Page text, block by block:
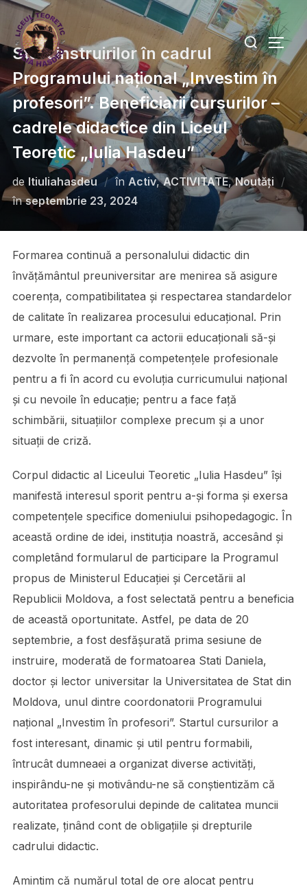
Start instruirilor în cadrul
Programului național „Investim în
profesori”. Beneficiarii cursurilor –
cadrele didactice din Liceul
Teoretic „Iulia Hasdeu”
de ltiuliahasdeu în Activ,ACTIVITATE,Noutăți
înseptembrie 23, 2024
Formarea continuă a personalului didactic din
învățământul preuniversitar are menirea să asigure
coerența, compatibilitatea și respectarea standardelor
de calitate în realizarea procesului educațional. Prin
urmare, este important ca actorii educaționali să-și
dezvolte în permanență competențele profesionale
pentru a fi în acord cu evoluția curricumului național
și cu nevoile în educație; pentru a face față
schimbării, situațiilor complexe precum și a unor
situații de criză.
Corpul didactic al Liceului Teoretic „Iulia Hasdeu” își
manifestă interesul sporit pentru a-și forma și exersa
competențele specifice domeniului psihopedagogic. În
această ordine de idei, instituția noastră, accesând și
completând formularul de participare la Programul
propus de Ministerul Educației și Cercetării al
Republicii Moldova, a fost selectată pentru a beneficia
de această oportunitate. Astfel, pe data de 20
septembrie, a fost desfășurată prima sesiune de
instruire, moderată de formatoarea Stati Daniela,
doctor și lector universitar la Universitatea de Stat din
Moldova, unul dintre coordonatorii Programului
național „Investim în profesori”. Startul cursurilor a
fost interesant, dinamic și util pentru formabili,
întrucât dumneaei a organizat diverse activități,
inspirându-ne și motivându-ne să conștientizăm că
autoritatea profesorului depinde de calitatea muncii
realizate, ținând cont de obligațiile și drepturile
cadrului didactic.
Amintim că numărul total de ore alocat pentru